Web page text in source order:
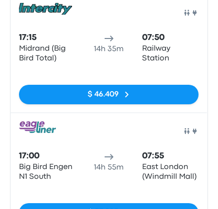
17:15
Midrand (Big
Bird Total)
14h 35m
07:50
Railway
Station
$ 46.409
17:00
Big Bird Engen
N1 South
14h 55m
07:55
East London
(Windmill Mall)